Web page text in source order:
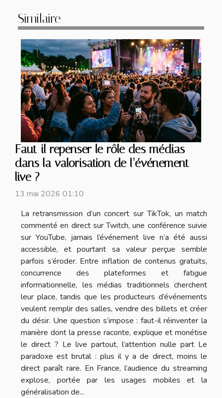
Similaire
Faut-il repenser le rôle des médias
dans la valorisation de l’événement
live ?
13 mai 2026 01:10
La retransmission d’un concert sur TikTok, un match
commenté en direct sur Twitch, une conférence suivie
sur YouTube, jamais l’événement live n’a été aussi
accessible, et pourtant sa valeur perçue semble
parfois s’éroder. Entre inflation de contenus gratuits,
concurrence des plateformes et fatigue
informationnelle, les médias traditionnels cherchent
leur place, tandis que les producteurs d’événements
veulent remplir des salles, vendre des billets et créer
du désir. Une question s’impose : faut-il réinventer la
manière dont la presse raconte, explique et monétise
le direct ? Le live partout, l’attention nulle part Le
paradoxe est brutal : plus il y a de direct, moins le
direct paraît rare. En France, l’audience du streaming
explose, portée par les usages mobiles et la
généralisation de...